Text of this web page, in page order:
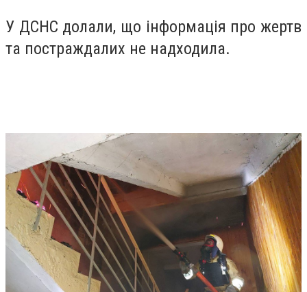
У ДСНС долали, що інформація про жертв
та постраждалих не надходила.